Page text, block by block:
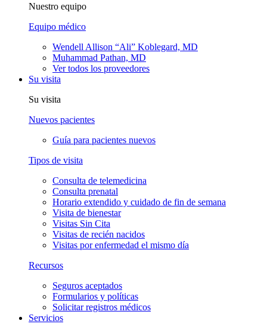
Nuestro equipo
Equipo médico
Wendell Allison “Ali” Koblegard, MD
Muhammad Pathan, MD
Ver todos los proveedores
Su visita
Su visita
Nuevos pacientes
Guía para pacientes nuevos
Tipos de visita
Consulta de telemedicina
Consulta prenatal
Horario extendido y cuidado de fin de semana
Visita de bienestar
Visitas Sin Cita
Visitas de recién nacidos
Visitas por enfermedad el mismo día
Recursos
Seguros aceptados
Formularios y políticas
Solicitar registros médicos
Servicios